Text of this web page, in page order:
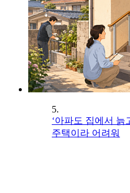
5.
‘아파도 집에서
주택이라 어려워